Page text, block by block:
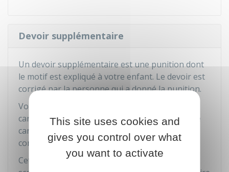
Devoir supplémentaire
Un devoir supplémentaire est une punition dont
le motif est expliqué à votre enfant. Le devoir est
corrigé par la personne qui a donné la punition.
Vous en êtes informé par une inscription sur le
carnet de correspondance. Vous devez signer le
carnet pour indiquer que vous avez pris
connaissance de la punition.
Cette punition n'est pas inscrite au dossier
This site uses cookies and
gives you control over what
you want to activate